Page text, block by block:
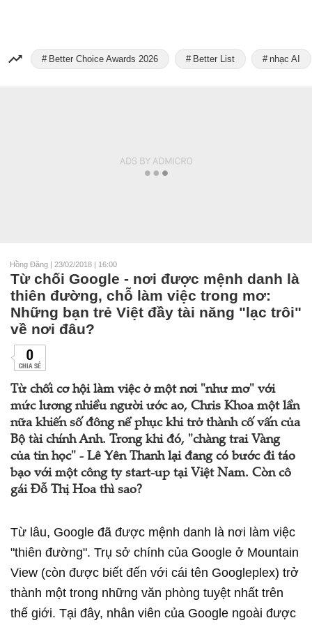
Better Choice Awards 2026 Better List nhạc AI
Hồng Đăng | 23/02/2018 | 16:00
Từ chối Google - nơi được mệnh danh là
thiên đường, chỗ làm việc trong mơ:
Những bạn trẻ Việt đầy tài năng "lạc trôi"
về nơi đâu?
0
CHIA SẺ
Từ chối cơ hội làm việc ở một nơi "như mơ" với
mức lương nhiều người ước ao, Chris Khoa một lần
nữa khiến số đông nể phục khi trở thành cố vấn của
Bộ tài chính Anh. Trong khi đó, "chàng trai Vàng
của tin học" - Lê Yên Thanh lại đang có bước đi táo
bạo với một công ty start-up tại Việt Nam. Còn cô
gái Đỗ Thị Hoa thì sao?
Từ lâu, Google đã được mệnh danh là nơi làm việc
"thiên đường". Trụ sở chính của Google ở Mountain
View (còn được biết đến với cái tên Googleplex) trở
thành một trong những văn phòng tuyệt nhất trên
thế giới. Tại đây, nhân viên của Google ngoài được